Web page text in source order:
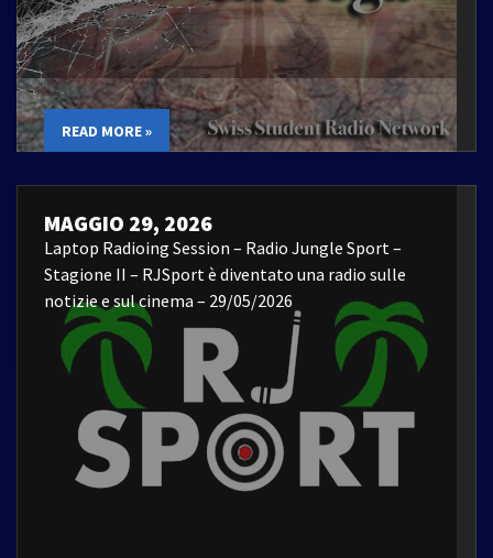
READ MORE »
MAGGIO 29, 2026
Laptop Radioing Session – Radio Jungle Sport –
Stagione II – RJSport è diventato una radio sulle
notizie e sul cinema – 29/05/2026